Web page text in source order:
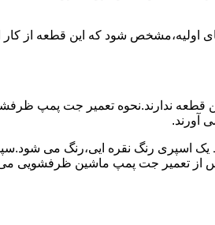
شود که این قطعه از کار
قطعه ندارند.نحوه تعمیر جت پمپ
آورند.
یک اسپری رنگ نقره ایی،رنگ می
تعمیر جت پمپ ماشین ظرفشویی می